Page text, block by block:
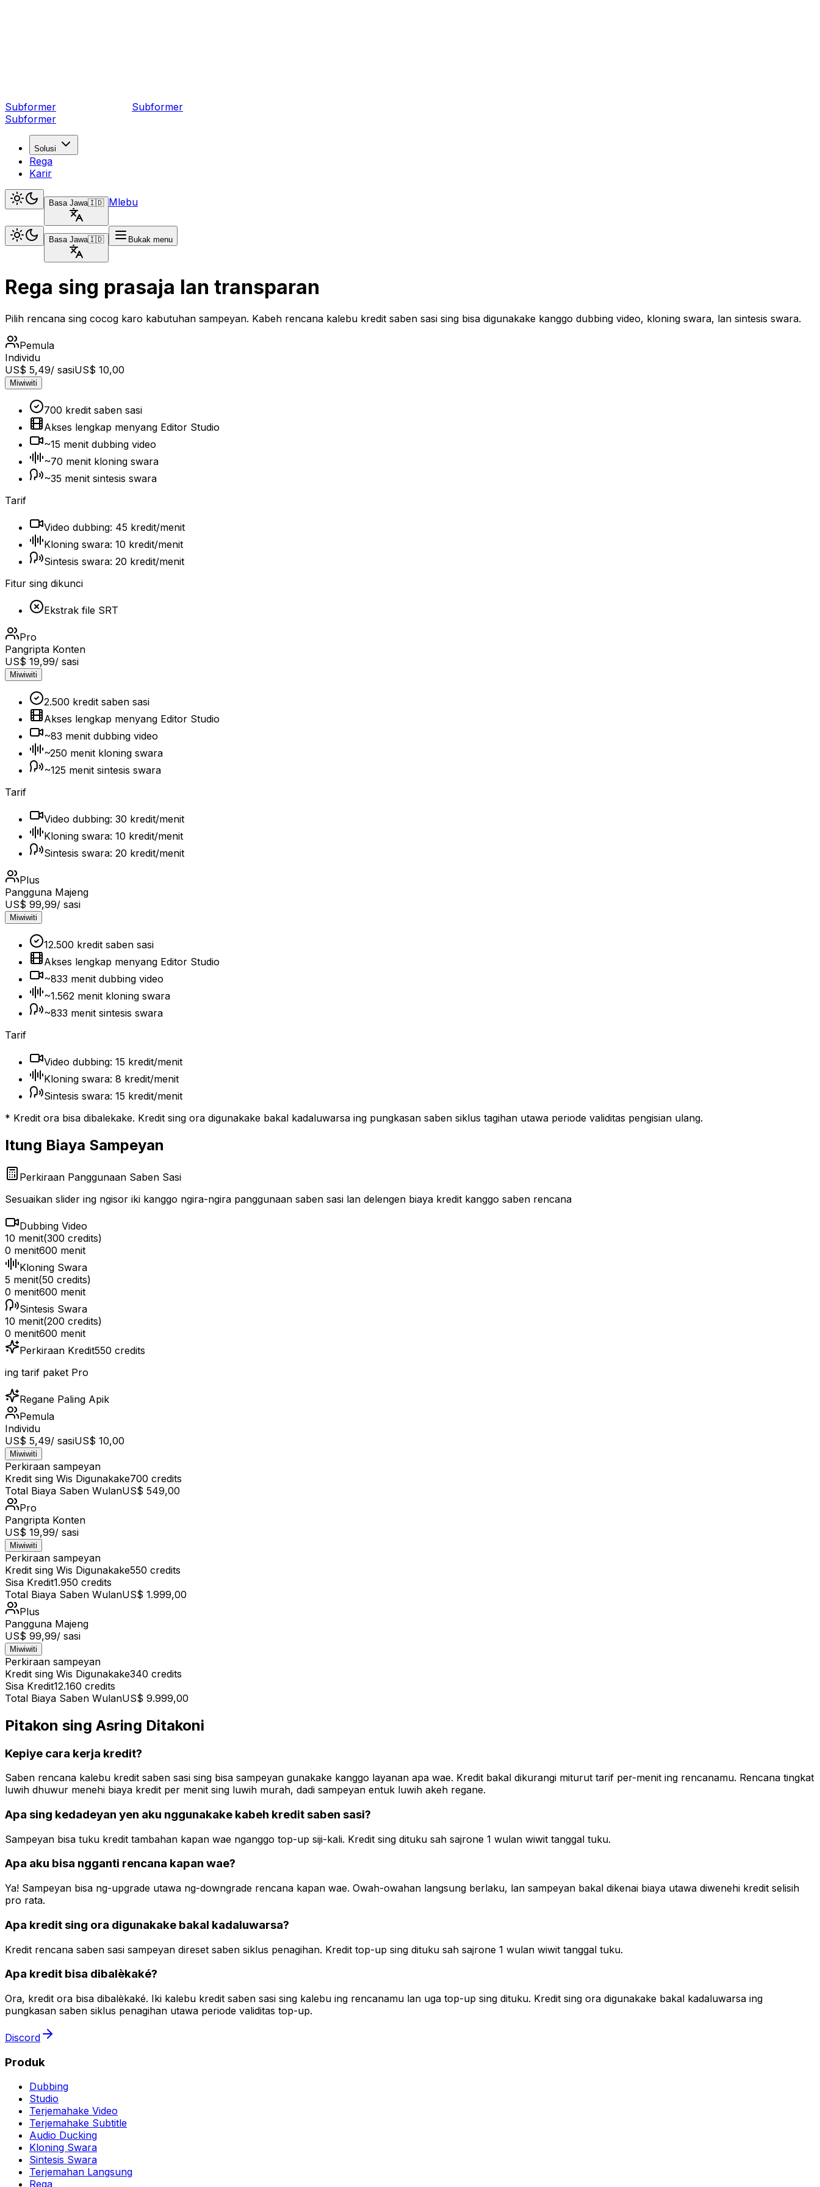
Subformer Subformer
Subformer
Solusi
Rega
Karir
Basa Jawa🇮🇩 Mlebu
Basa Jawa🇮🇩 Bukak menu
Rega sing prasaja lan transparan
Pilih rencana sing cocog karo kabutuhan sampeyan. Kabeh rencana kalebu kredit saben sasi sing bisa digunakake kanggo dubbing video, kloning swara, lan sintesis swara.
Pemula
Individu
US$ 5,49/ sasiUS$ 10,00
Miwiwiti
700 kredit saben sasi
Akses lengkap menyang Editor Studio
~15 menit dubbing video
~70 menit kloning swara
~35 menit sintesis swara
Tarif
Video dubbing: 45 kredit/menit
Kloning swara: 10 kredit/menit
Sintesis swara: 20 kredit/menit
Fitur sing dikunci
Ekstrak file SRT
Pro
Pangripta Konten
US$ 19,99/ sasi
Miwiwiti
2.500 kredit saben sasi
Akses lengkap menyang Editor Studio
~83 menit dubbing video
~250 menit kloning swara
~125 menit sintesis swara
Tarif
Video dubbing: 30 kredit/menit
Kloning swara: 10 kredit/menit
Sintesis swara: 20 kredit/menit
Plus
Pangguna Majeng
US$ 99,99/ sasi
Miwiwiti
12.500 kredit saben sasi
Akses lengkap menyang Editor Studio
~833 menit dubbing video
~1.562 menit kloning swara
~833 menit sintesis swara
Tarif
Video dubbing: 15 kredit/menit
Kloning swara: 8 kredit/menit
Sintesis swara: 15 kredit/menit
* Kredit ora bisa dibalekake. Kredit sing ora digunakake bakal kadaluwarsa ing pungkasan saben siklus tagihan utawa periode validitas pengisian ulang.
Itung Biaya Sampeyan
Perkiraan Panggunaan Saben Sasi
Sesuaikan slider ing ngisor iki kanggo ngira-ngira panggunaan saben sasi lan delengen biaya kredit kanggo saben rencana
Dubbing Video
10 menit(300 credits)
0 menit600 menit
Kloning Swara
5 menit(50 credits)
0 menit600 menit
Sintesis Swara
10 menit(200 credits)
0 menit600 menit
Perkiraan Kredit550 credits
ing tarif paket Pro
Regane Paling Apik
Pemula
Individu
US$ 5,49/ sasiUS$ 10,00
Miwiwiti
Perkiraan sampeyan
Kredit sing Wis Digunakake700 credits
Total Biaya Saben WulanUS$ 549,00
Pro
Pangripta Konten
US$ 19,99/ sasi
Miwiwiti
Perkiraan sampeyan
Kredit sing Wis Digunakake550 credits
Sisa Kredit1.950 credits
Total Biaya Saben WulanUS$ 1.999,00
Plus
Pangguna Majeng
US$ 99,99/ sasi
Miwiwiti
Perkiraan sampeyan
Kredit sing Wis Digunakake340 credits
Sisa Kredit12.160 credits
Total Biaya Saben WulanUS$ 9.999,00
Pitakon sing Asring Ditakoni
Kepiye cara kerja kredit?
Saben rencana kalebu kredit saben sasi sing bisa sampeyan gunakake kanggo layanan apa wae. Kredit bakal dikurangi miturut tarif per-menit ing rencanamu. Rencana tingkat
luwih dhuwur menehi biaya kredit per menit sing luwih murah, dadi sampeyan entuk luwih akeh regane.
Apa sing kedadeyan yen aku nggunakake kabeh kredit saben sasi?
Sampeyan bisa tuku kredit tambahan kapan wae nganggo top-up siji-kali. Kredit sing dituku sah sajrone 1 wulan wiwit tanggal tuku.
Apa aku bisa ngganti rencana kapan wae?
Ya! Sampeyan bisa ng-upgrade utawa ng-downgrade rencana kapan wae. Owah-owahan langsung berlaku, lan sampeyan bakal dikenai biaya utawa diwenehi kredit selisih
pro rata.
Apa kredit sing ora digunakake bakal kadaluwarsa?
Kredit rencana saben sasi sampeyan direset saben siklus penagihan. Kredit top-up sing dituku sah sajrone 1 wulan wiwit tanggal tuku.
Apa kredit bisa dibalèkaké?
Ora, kredit ora bisa dibalèkaké. Iki kalebu kredit saben sasi sing kalebu ing rencanamu lan uga top-up sing dituku. Kredit sing ora digunakake bakal kadaluwarsa ing
pungkasan saben siklus penagihan utawa periode validitas top-up.
Discord
Produk
Dubbing
Studio
Terjemahake Video
Terjemahake Subtitle
Audio Ducking
Kloning Swara
Sintesis Swara
Terjemahan Langsung
Rega